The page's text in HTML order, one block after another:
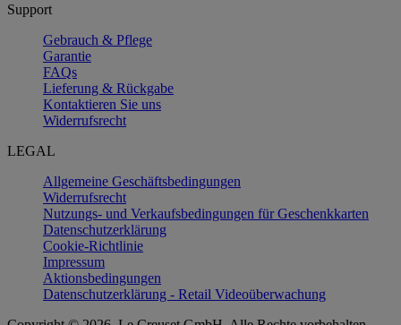
Support
Gebrauch & Pflege
Garantie
FAQs
Lieferung & Rückgabe
Kontaktieren Sie uns
Widerrufsrecht
LEGAL
Allgemeine Geschäftsbedingungen
Widerrufsrecht
Nutzungs- und Verkaufsbedingungen für Geschenkkarten
Datenschutzerklärung
Cookie-Richtlinie
Impressum
Aktionsbedingungen
Datenschutzerklärung - Retail Videoüberwachung